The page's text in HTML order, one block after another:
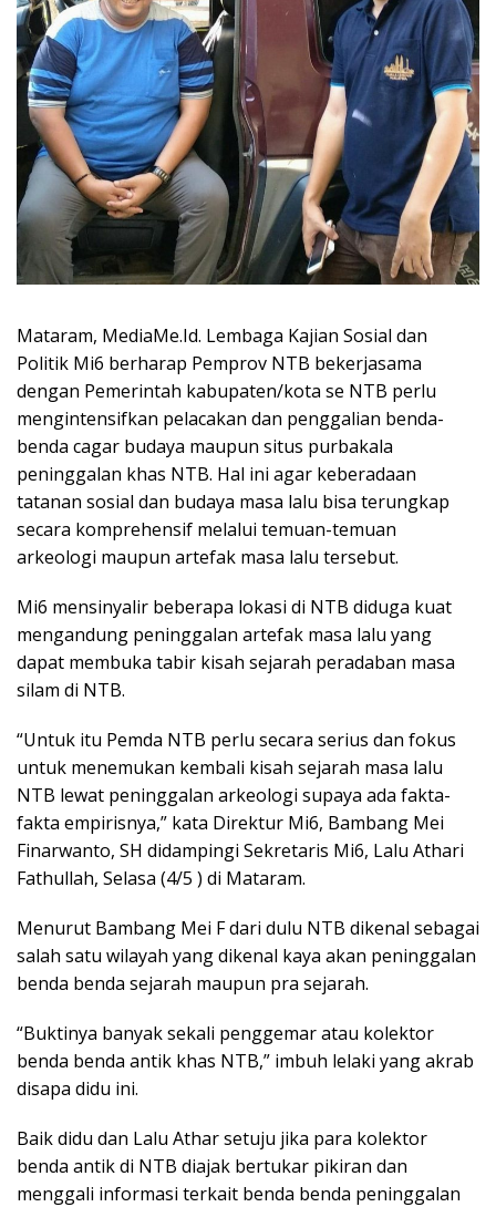
Mataram, MediaMe.Id. Lembaga Kajian Sosial dan
Politik Mi6 berharap Pemprov NTB bekerjasama
dengan Pemerintah kabupaten/kota se NTB perlu
mengintensifkan pelacakan dan penggalian benda-
benda cagar budaya maupun situs purbakala
peninggalan khas NTB. Hal ini agar keberadaan
tatanan sosial dan budaya masa lalu bisa terungkap
secara komprehensif melalui temuan-temuan
arkeologi maupun artefak masa lalu tersebut.
Mi6 mensinyalir beberapa lokasi di NTB diduga kuat
mengandung peninggalan artefak masa lalu yang
dapat membuka tabir kisah sejarah peradaban masa
silam di NTB.
“Untuk itu Pemda NTB perlu secara serius dan fokus
untuk menemukan kembali kisah sejarah masa lalu
NTB lewat peninggalan arkeologi supaya ada fakta-
fakta empirisnya,” kata Direktur Mi6, Bambang Mei
Finarwanto, SH didampingi Sekretaris Mi6, Lalu Athari
Fathullah, Selasa (4/5 ) di Mataram.
Menurut Bambang Mei F dari dulu NTB dikenal sebagai
salah satu wilayah yang dikenal kaya akan peninggalan
benda benda sejarah maupun pra sejarah.
“Buktinya banyak sekali penggemar atau kolektor
benda benda antik khas NTB,” imbuh lelaki yang akrab
disapa didu ini.
Baik didu dan Lalu Athar setuju jika para kolektor
benda antik di NTB diajak bertukar pikiran dan
menggali informasi terkait benda benda peninggalan